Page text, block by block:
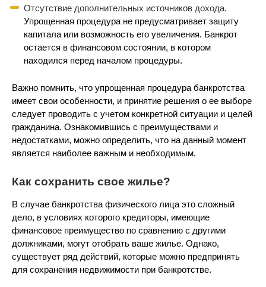
Отсутствие дополнительных источников дохода.
Упрощенная процедура не предусматривает защиту
капитала или возможность его увеличения. Банкрот
остается в финансовом состоянии, в котором
находился перед началом процедуры.
Важно помнить, что упрощенная процедура банкротства
имеет свои особенности, и принятие решения о ее выборе
следует проводить с учетом конкретной ситуации и целей
гражданина. Ознакомившись с преимуществами и
недостатками, можно определить, что на данный момент
является наиболее важным и необходимым.
Как сохранить свое жилье?
В случае банкротства физического лица это сложный
дело, в условиях которого кредиторы, имеющие
финансовое преимущество по сравнению с другими
должниками, могут отобрать ваше жилье. Однако,
существует ряд действий, которые можно предпринять
для сохранения недвижимости при банкротстве.